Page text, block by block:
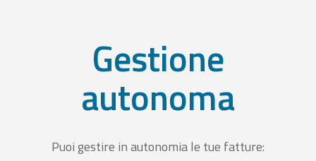
Gestione
autonoma
Puoi gestire in autonomia le tue fatture: